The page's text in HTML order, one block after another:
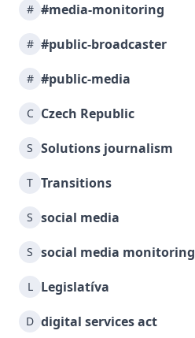
# #media-monitoring
# #public-broadcaster
# #public-media
C Czech Republic
S Solutions journalism
T Transitions
S social media
S social media monitoring
L Legislatíva
D digital services act